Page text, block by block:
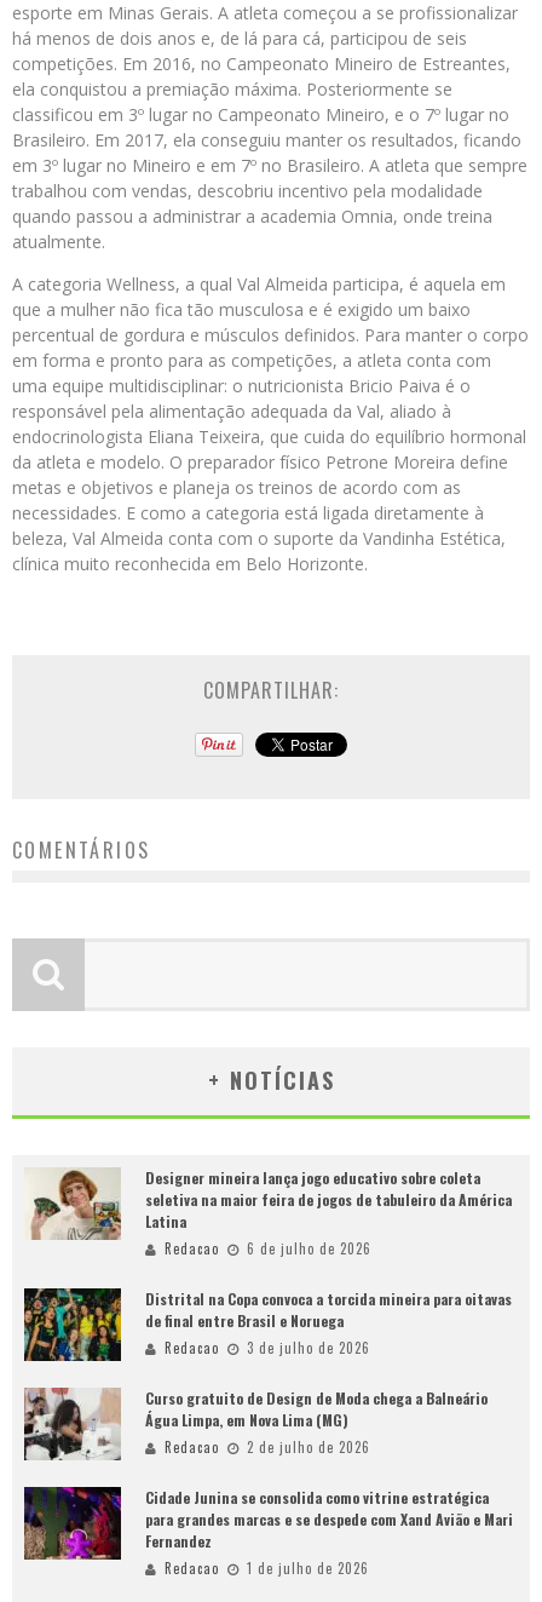
esporte em Minas Gerais. A atleta começou a se profissionalizar
há menos de dois anos e, de lá para cá, participou de seis
competições. Em 2016, no Campeonato Mineiro de Estreantes,
ela conquistou a premiação máxima. Posteriormente se
classificou em 3º lugar no Campeonato Mineiro, e o 7º lugar no
Brasileiro. Em 2017, ela conseguiu manter os resultados, ficando
em 3º lugar no Mineiro e em 7º no Brasileiro. A atleta que sempre
trabalhou com vendas, descobriu incentivo pela modalidade
quando passou a administrar a academia Omnia, onde treina
atualmente.
A categoria Wellness, a qual Val Almeida participa, é aquela em
que a mulher não fica tão musculosa e é exigido um baixo
percentual de gordura e músculos definidos. Para manter o corpo
em forma e pronto para as competições, a atleta conta com
uma equipe multidisciplinar: o nutricionista Bricio Paiva é o
responsável pela alimentação adequada da Val, aliado à
endocrinologista Eliana Teixeira, que cuida do equilíbrio hormonal
da atleta e modelo. O preparador físico Petrone Moreira define
metas e objetivos e planeja os treinos de acordo com as
necessidades. E como a categoria está ligada diretamente à
beleza, Val Almeida conta com o suporte da Vandinha Estética,
clínica muito reconhecida em Belo Horizonte.
COMPARTILHAR:
COMENTÁRIOS
+ NOTÍCIAS
Designer mineira lança jogo educativo sobre coleta
seletiva na maior feira de jogos de tabuleiro da América
Latina
Redacao 6 de julho de 2026
Distrital na Copa convoca a torcida mineira para oitavas
de final entre Brasil e Noruega
Redacao 3 de julho de 2026
Curso gratuito de Design de Moda chega a Balneário
Água Limpa, em Nova Lima (MG)
Redacao 2 de julho de 2026
Cidade Junina se consolida como vitrine estratégica
para grandes marcas e se despede com Xand Avião e Mari
Fernandez
Redacao 1 de julho de 2026